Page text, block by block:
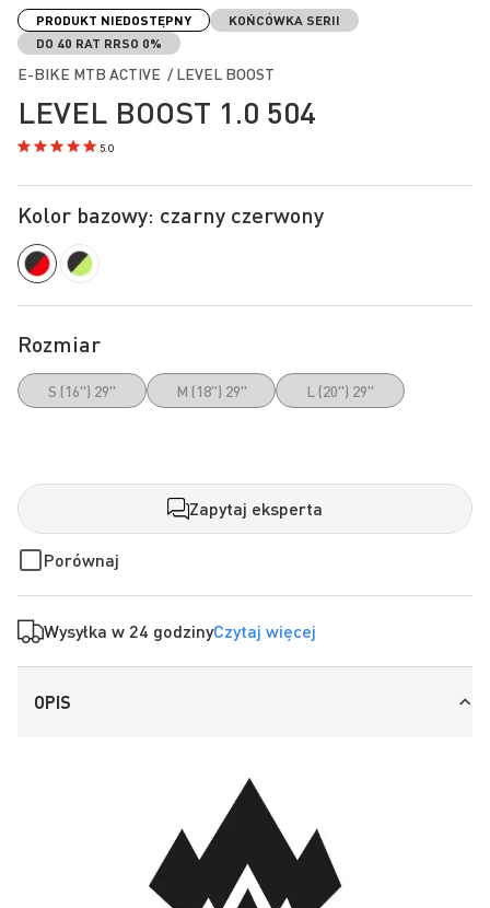
na
początek
LEVEL BOOST 1.0 504
5.0
PRODUKT NIEDOSTĘPNY
KOŃCÓWKA SERII
DO 40 RAT RRSO 0%
E-BIKE MTB ACTIVE / LEVEL BOOST
Kolor bazowy: czarny czerwony
Rozmiar
S (16") 29" M (18") 29" L (20") 29"
Zapytaj eksperta
Porównaj
Wysyłka w 24 godzinyCzytaj więcej
OPIS